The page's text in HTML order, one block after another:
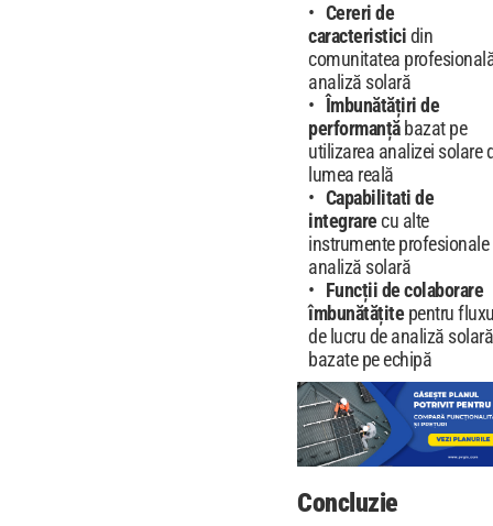
Cereri de
caracteristicidin
comunitatea
analiză solară
Îmbunătățiri de
performanțăbazat pe
utilizarea analizei solare
lumea reală
Capabilitati de
integrarecu alte
instrumente profesionale
analiză solară
Funcții de colaborare
îmbunătățite pentru
de lucru de analiză solară
bazate pe echipă
Concluzie